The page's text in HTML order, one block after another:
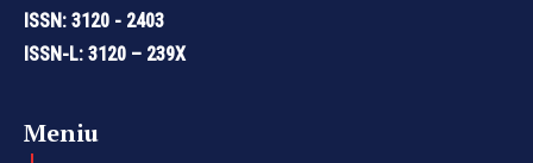
ISSN: 3120 - 2403
ISSN-L: 3120 – 239X
Meniu